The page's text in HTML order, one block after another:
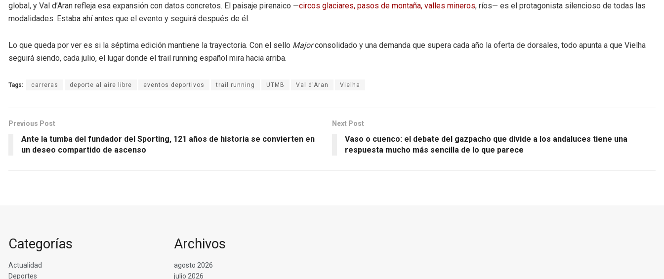
global, y Val d’Aran refleja esa expansión con datos concretos. El paisaje pirenaico —circos glaciares, pasos de montaña, valles mineros, ríos— es el protagonista silencioso de todas las
modalidades. Estaba ahí antes que el evento y seguirá después de él.
Lo que queda por ver es si la séptima edición mantiene la trayectoria. Con el sello Majorconsolidado y una demanda que supera cada año la oferta de dorsales, todo apunta a que Vielha
seguirá siendo, cada julio, el lugar donde el trail running español mira hacia arriba.
Tags: carreras deporte al aire libre eventos deportivos trail running UTMB Val d'Aran Vielha
Previous Post
Ante la tumba del fundador del Sporting, 121 años de historia se convierten en
un deseo compartido de ascenso
Next Post
Vaso o cuenco: el debate del gazpacho que divide a los andaluces tiene una
respuesta mucho más sencilla de lo que parece
Categorías
Actualidad
Deportes
Archivos
agosto 2026
julio 2026